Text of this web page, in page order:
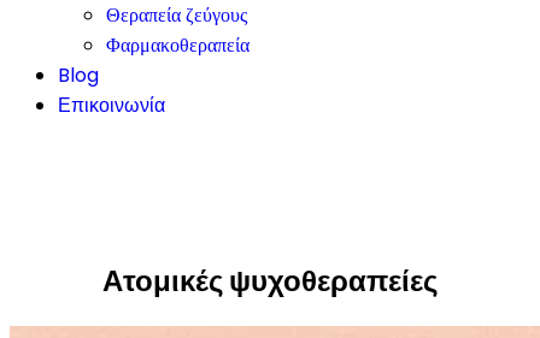
Θεραπεία ζεύγους
Φαρμακοθεραπεία
Blog
Επικοινωνία
Ατομικές ψυχοθεραπείες